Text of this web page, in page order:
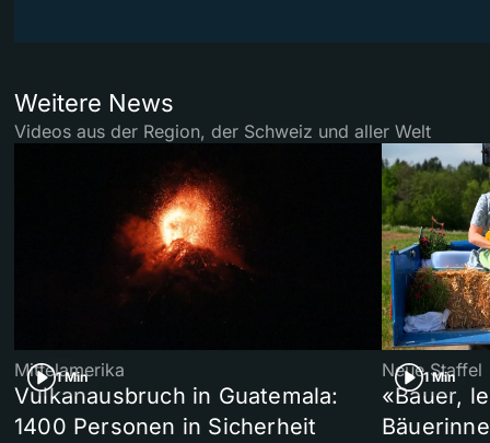
Weitere News
Videos aus der Region, der Schweiz und aller Welt
1 Min
Mittelamerika
Vulkanausbruch in Guatemala:
1400 Personen in Sicherheit
1 Min
Neue Staffel
«Bauer,